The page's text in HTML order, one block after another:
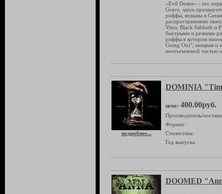
«Evil Desire» - это
Grave, здесь
риффы, ведьмы и
распространению
Vitus, Black Sabbath и
быстрыми и резкими
риффы в котором
Going On)", мощная и
неотъемлемой частью
подробнее...
DOMINIA
цена: 400.00руб.
Производитель/
Формат:
Стилистика:
Год выпуска:
DOOMED